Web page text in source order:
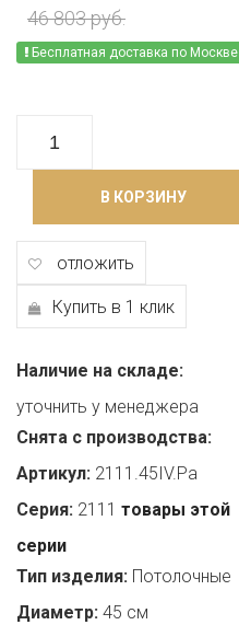
46 803 руб.
Бесплатная доставка по Москве
В КОРЗИНУ
отложить
Купить в 1 клик
Наличие на складе:
уточнить у менеджера
Снята с производства:
Артикул: 2111.45IV.Pa
Серия: 2111 товары этой
серии
Тип изделия: Потолочные
Диаметр: 45 см